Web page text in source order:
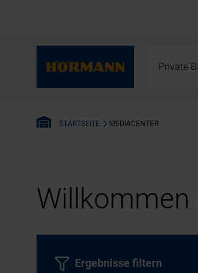
Private
STARTSEITE MEDIACENTER
Willkommen
Ergebnisse filtern